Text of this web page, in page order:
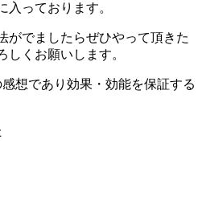
入っております。
がでましたらぜひやって頂きた
しくお願いします。
想であり効果・効能を保証する